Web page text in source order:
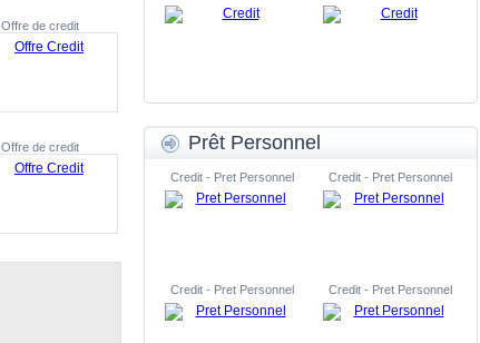
Offre de credit
Offre de credit Prêt Personnel
Credit - Pret Personnel Credit - Pret Personnel
Credit - Pret Personnel Credit - Pret Personnel